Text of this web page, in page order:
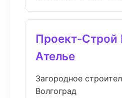
Проект-Строй
Ателье
Загородное
Волгоград